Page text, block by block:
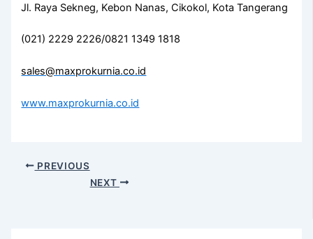
Jl. Raya Sekneg, Kebon Nanas, Cikokol, Kota Tangerang
(021) 2229 2226/0821 1349 1818
sales@maxprokurnia.co.id
www.maxprokurnia.co.id
PREVIOUS
NEXT